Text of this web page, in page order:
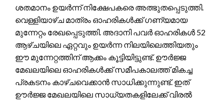
ശതമാനം ഉയർന്ന് നിക്ഷേപകരെ അത്ഭുതപ്പെടുത്തി.
വെള്ളിയാഴ്ച മാത്രം ഓഹരികൾക്ക് ഗണ്യമായ
മുന്നേറ്റം രേഖപ്പെടുത്തി. അദാനി പവർ ഓഹരികൾ 52
ആഴ്ചയിലെ ഏറ്റവും ഉയർന്ന നിലയിലെത്തിയതും
ഈ മുന്നേറ്റത്തിന് ആക്കം കൂട്ടിയിട്ടുണ്ട്. ഊർജ്ജ
മേഖലയിലെ ഓഹരികൾക്ക് സമീപകാലത്ത് മികച്ച
പ്രകടനം കാഴ്ചവെക്കാൻ സാധിക്കുന്നുണ്ട്. ഇത്
ഊർജ്ജ മേഖലയിലെ സാധ്യതകളിലേക്ക് വിരൽ